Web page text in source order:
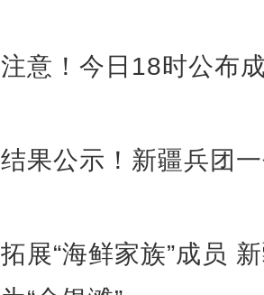
注意！今日18时公布
结果公示！新疆兵团
拓展“海鲜家族”成员